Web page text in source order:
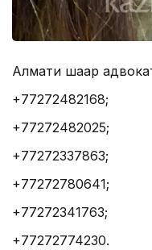
Алмати шаҳар
+77272482168;
+77272482025;
+77272337863;
+77272780641;
+77272341763;
+77272774230.